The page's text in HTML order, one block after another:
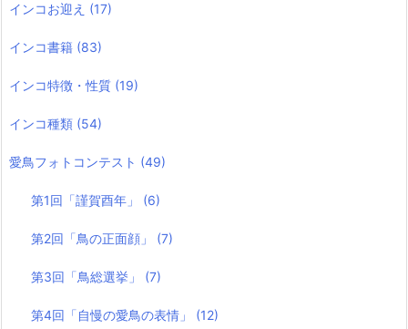
インコお迎え (17)
インコ書籍 (83)
インコ特徴・性質 (19)
インコ種類 (54)
愛鳥フォトコンテスト (49)
第1回「謹賀酉年」 (6)
第2回「鳥の正面顔」 (7)
第3回「鳥総選挙」 (7)
第4回「自慢の愛鳥の表情」 (12)